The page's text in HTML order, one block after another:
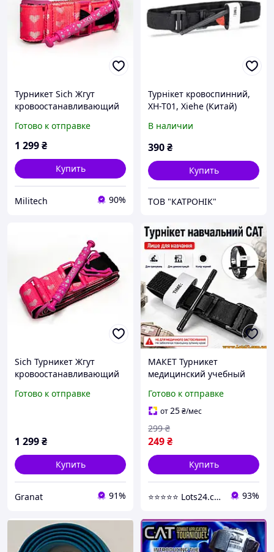
Турникет Sich Жгут
кровоостанавливающий
Готово к отправке
1 299₴
Купить
Militech 90%
Турнікет кровоспинний,
XH-T01, Xiehe (Китай)
В наличии
390₴
Купить
ТОВ "КАТРОНІК"
Sich Турникет Жгут
кровоостанавливающий
Готово к отправке
1 299₴
Купить
Granat 91%
МАКЕТ Турникет
медицинский учебный
жгут закрутка обучающий
тренировочный для
обучения и
демонстраций CAT
Готово к отправке
от25₴/мес
249₴
299 ₴
Купить
⭐️⭐️⭐️⭐️⭐️ Lots24.com.ua 93%